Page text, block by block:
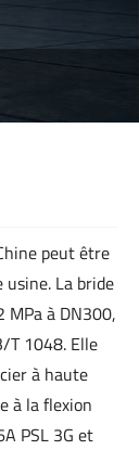
peut être
La bride
à DN300,
T 1048. Elle
à haute
à la flexion
PSL 3G et